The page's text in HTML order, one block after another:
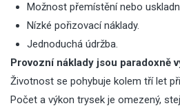
Možnost přemístění nebo
Nízké pořizovací náklady.
Jednoduchá údržba.
Provozní náklady jsou paradoxně
Životnost se pohybuje kolem tří let
Počet a výkon trysek je omezený,